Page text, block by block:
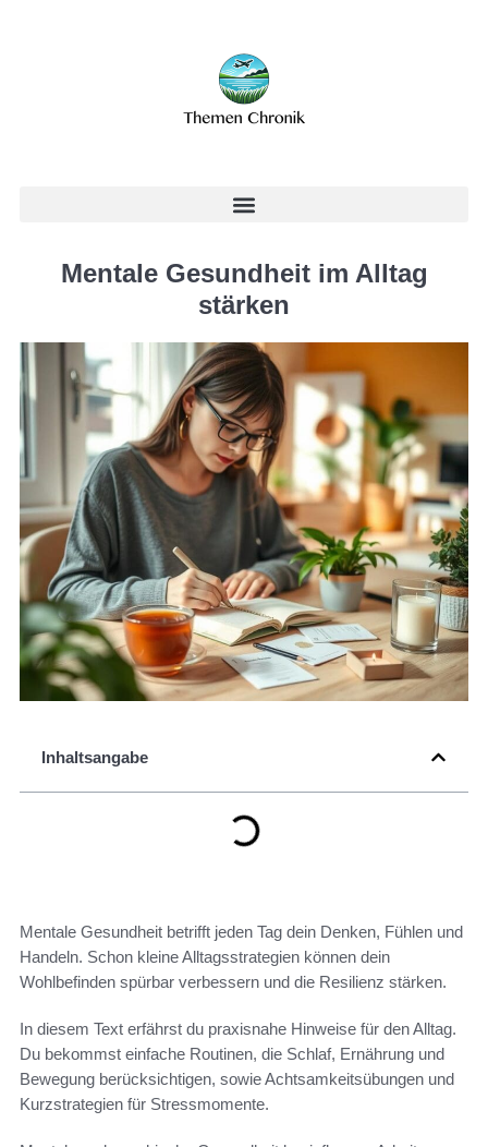
Mentale Gesundheit im Alltag
stärken
Inhaltsangabe
Mentale Gesundheit betrifft jeden Tag dein Denken, Fühlen und
Handeln. Schon kleine Alltagsstrategien können dein
Wohlbefinden spürbar verbessern und die Resilienz stärken.
In diesem Text erfährst du praxisnahe Hinweise für den Alltag.
Du bekommst einfache Routinen, die Schlaf, Ernährung und
Bewegung berücksichtigen, sowie Achtsamkeitsübungen und
Kurzstrategien für Stressmomente.